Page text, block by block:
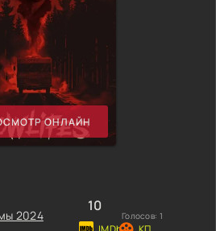
ОНЛАЙН
2024
10
Голосов: 1